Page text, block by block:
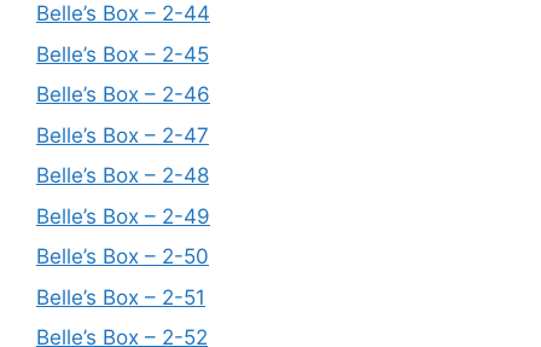
Belle’s Box – 2-44
Belle’s Box – 2-45
Belle’s Box – 2-46
Belle’s Box – 2-47
Belle’s Box – 2-48
Belle’s Box – 2-49
Belle’s Box – 2-50
Belle’s Box – 2-51
Belle’s Box – 2-52